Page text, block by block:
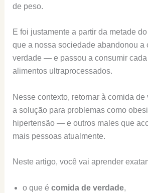
de peso.
E foi justamente a partir da metade
que a nossa sociedade abandonou a
verdade — e passou a consumir
alimentos ultraprocessados.
Nesse contexto, retornar à comida
a solução para problemas como
hipertensão — e outros males que
mais pessoas atualmente.
Neste artigo, você vai aprender
o que é comida de verdade,